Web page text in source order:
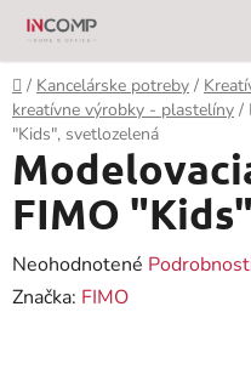
Prejsť
obsah
Domov
/ Kancelárske potreby /
kreatívne výrobky - plastelíny /
"Kids", svetlozelená
FIMO
Priemerné
hodnotenie
Neohodnotené
Značka: FIMO